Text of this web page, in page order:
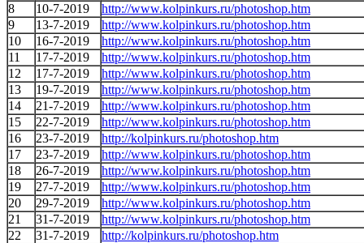
8
10-7-2019
http://www.kolpinkurs.ru/photoshop.htm
9
13-7-2019
http://www.kolpinkurs.ru/photoshop.htm
10
16-7-2019
http://www.kolpinkurs.ru/photoshop.htm
11
17-7-2019
http://www.kolpinkurs.ru/photoshop.htm
12
17-7-2019
http://www.kolpinkurs.ru/photoshop.htm
13
19-7-2019
http://www.kolpinkurs.ru/photoshop.htm
14
21-7-2019
http://www.kolpinkurs.ru/photoshop.htm
15
22-7-2019
http://www.kolpinkurs.ru/photoshop.htm
16
23-7-2019
http://kolpinkurs.ru/photoshop.htm
17
23-7-2019
http://www.kolpinkurs.ru/photoshop.htm
18
26-7-2019
http://www.kolpinkurs.ru/photoshop.htm
19
27-7-2019
http://www.kolpinkurs.ru/photoshop.htm
20
29-7-2019
http://www.kolpinkurs.ru/photoshop.htm
21
31-7-2019
http://www.kolpinkurs.ru/photoshop.htm
22
31-7-2019
http://kolpinkurs.ru/photoshop.htm